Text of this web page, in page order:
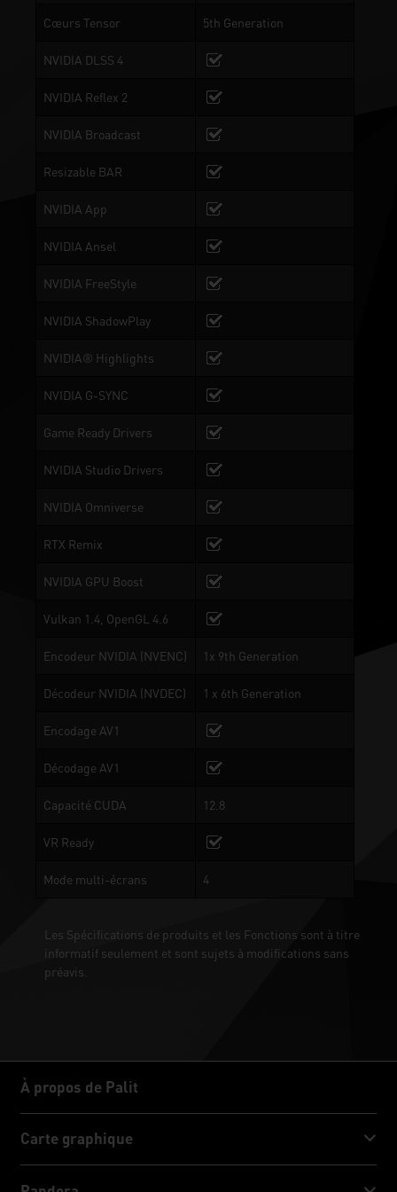
Cœurs Tensor 5th Generation
NVIDIA DLSS 4
NVIDIA Reflex 2
NVIDIA Broadcast
Resizable BAR
NVIDIA App
NVIDIA Ansel
NVIDIA FreeStyle
NVIDIA ShadowPlay
NVIDIA® Highlights
NVIDIA G-SYNC
Game Ready Drivers
NVIDIA Studio Drivers
NVIDIA Omniverse
RTX Remix
NVIDIA GPU Boost
Vulkan 1.4, OpenGL 4.6
Encodeur NVIDIA (NVENC) 1x 9th Generation
Décodeur NVIDIA (NVDEC) 1 x 6th Generation
Encodage AV1
Décodage AV1
Capacité CUDA 12.8
VR Ready
Mode multi-écrans 4
Les Spécifications de produits et les Fonctions sont à titre
informatif seulement et sont sujets à modifications sans
préavis.
À propos de Palit
À propos de Palit
Carte graphique